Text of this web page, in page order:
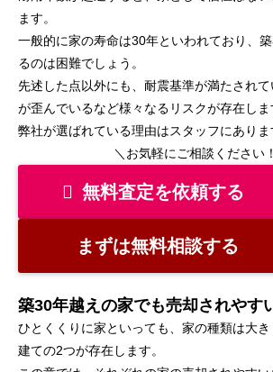
ます。
一般的に家の寿命は30年といわれており、
るのは困難でしょう。
先述した点以外にも、耐震基準が満たされ
が歪んでいるなど様々なるリスクが存在しま
弊社が選ばれている理由はスタッフにありま
＼お気軽にご相談ください
無料査定を依頼する
まずは無料相談する
築30年越えの家でも売却されやす
ひとくくりに家といっても、家の種類は大
建ての2つが存在します。